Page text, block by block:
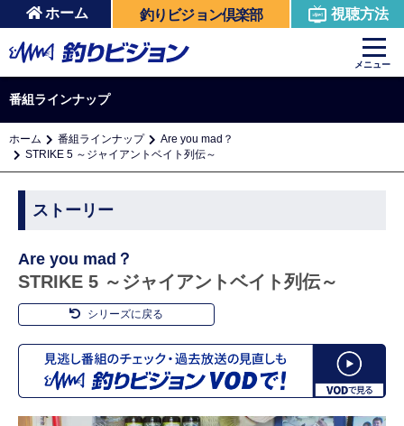
ホーム 釣りビジョン倶楽部 視聴方法
メニュー
番組ラインナップ
ホーム 番組ラインナップ
Are you mad？
STRIKE 5 ～ジャイアントベイト列伝～
ストーリー
Are you mad？
STRIKE 5 ～ジャイアントベイト列伝～
シリーズに戻る